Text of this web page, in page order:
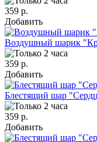
359 р.
Добавить
Воздушный шарик
359 р.
Добавить
Блестящий шар
359 р.
Добавить